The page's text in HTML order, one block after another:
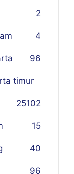
2
4
96
timur
102
25
15
40
96